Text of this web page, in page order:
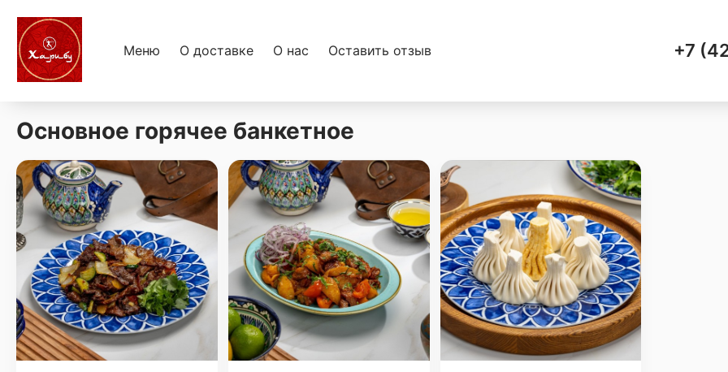
Меню О доставке О нас Оставить отзыв +7
Основное горячее банкетное